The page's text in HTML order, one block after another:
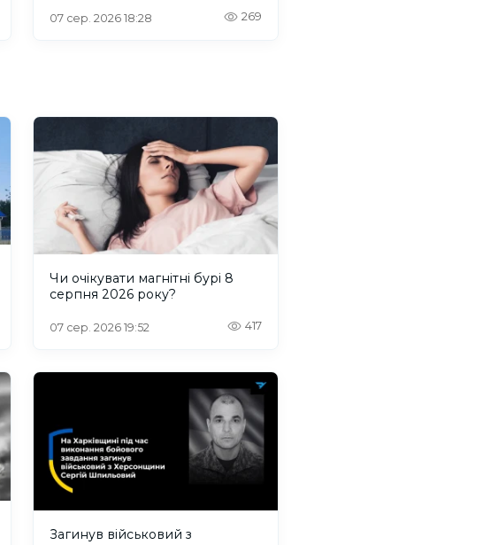
07 сер. 2026 18:28 269
Чи очікувати магнітні бурі 8
серпня 2026 року?
07 сер. 2026 19:52 417
Загинув військовий з